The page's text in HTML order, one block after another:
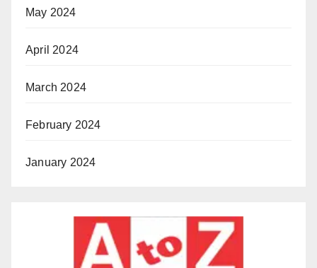
May 2024
April 2024
March 2024
February 2024
January 2024